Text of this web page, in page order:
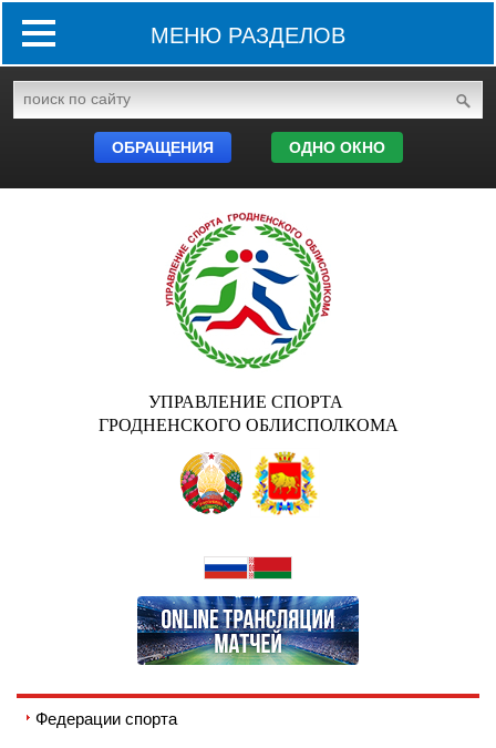
МЕНЮ РАЗДЕЛОВ
ОБРАЩЕНИЯ ОДНО ОКНО
УПРАВЛЕНИЕ СПОРТА
ГРОДНЕНСКОГО ОБЛИСПОЛКОМА
Федерации спорта